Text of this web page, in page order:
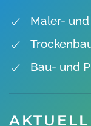
Maler-
Bau- und